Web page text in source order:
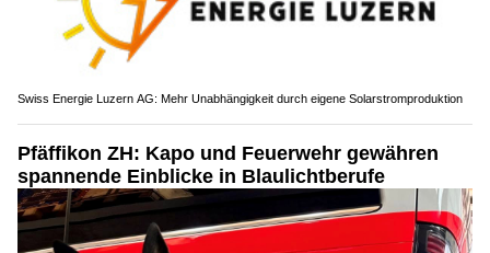
Swiss Energie Luzern AG: Mehr Unabhängigkeit durch eigene Solarstromproduktion
Pfäffikon ZH: Kapo und Feuerwehr gewähren
spannende Einblicke in Blaulichtberufe